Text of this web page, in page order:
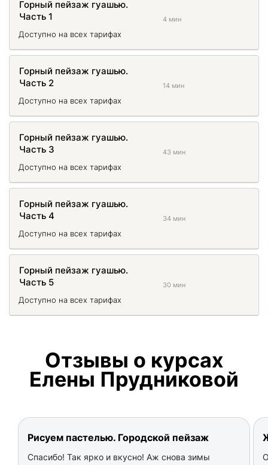
Горный пейзаж гуашью.
Часть 1
Доступно на всех тарифах
4 мин
Горный пейзаж гуашью.
Часть 2
Доступно на всех тарифах
14 мин
Горный пейзаж гуашью.
Часть 3
Доступно на всех тарифах
43 мин
Горный пейзаж гуашью.
Часть 4
Доступно на всех тарифах
34 мин
Горный пейзаж гуашью.
Часть 5
Доступно на всех тарифах
30 мин
Отзывы о курсах
Елены Прудниковой
Рисуем пастелью. Городской пейзаж
Спасибо! Так ярко и вкусно! Аж снова зимы